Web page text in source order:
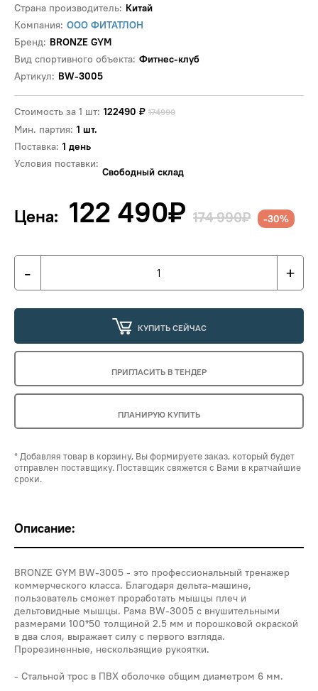
Страна производитель: Китай
Компания: ООО ФИТАТЛОН
Бренд: BRONZE GYM
Вид спортивного объекта: Фитнес-клуб
Артикул: BW-3005
Стоимость за 1 шт: 122490 ₽ 174990
Мин. партия: 1 шт.
Поставка: 1 день
Условия поставки:
Свободный склад
Цена: 122 490₽ 174 990₽ -30%
- +
КУПИТЬ СЕЙЧАС
ПРИГЛАСИТЬ В ТЕНДЕР
ПЛАНИРУЮ КУПИТЬ
* Добавляя товар в корзину, Вы формируете заказ, который будет
отправлен поставщику. Поставщик свяжется с Вами в кратчайшие
сроки.
Описание:
BRONZE GYM BW-3005 - это профессиональный тренажер
коммерческого класса. Благодаря дельта-машине,
пользователь сможет проработать мышцы плеч и
дельтовидные мышцы. Рама BW-3005 с внушительными
размерами 100*50 толщиной 2.5 мм и порошковой окраской
в два слоя, выражает силу с первого взгляда.
Прорезиненные, нескользящие рукоятки.
Стальной трос в ПВХ оболочке общим диаметром 6 мм.